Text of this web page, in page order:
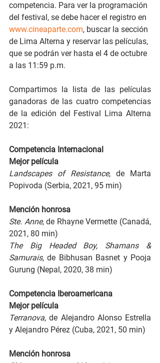
competencia. Para ver la programación
del festival, se debe hacer el registro en
www.cineaparte.com, buscar la sección
de Lima Alterna y reservar las películas,
que se podrán ver hasta el 4 de octubre
a las 11:59 p.m.
Compartimos la lista de las películas
ganadoras de las cuatro competencias
de la edición del Festival Lima Alterna
2021:
Competencia Internacional
Mejor película
Landscapes of Resistance, de Marta
Popivoda (Serbia, 2021, 95 min)
Mención honrosa
Ste. Anne, de Rhayne Vermette (Canadá,
2021, 80 min)
The Big Headed Boy, Shamans &
Samurais, de Bibhusan Basnet y Pooja
Gurung (Nepal, 2020, 38 min)
Competencia Iberoamericana
Mejor película
Terranova, de Alejandro Alonso Estrella
y Alejandro Pérez (Cuba, 2021, 50 min)
Mención honrosa